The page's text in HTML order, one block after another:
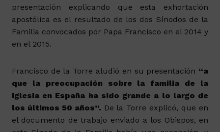
presentación explicando que esta exhortación
apostólica es el resultado de los dos Sínodos de la
Familia convocados por Papa Francisco en el 2014 y
en el 2015.
Francisco de la Torre aludió en su presentación “a
que la preocupación sobre la familia de la
Iglesia en España ha sido grande a lo largo de
los últimos 50 años”. De la Torre explicó, que en
el documento de trabajo enviado a los Obispos, en